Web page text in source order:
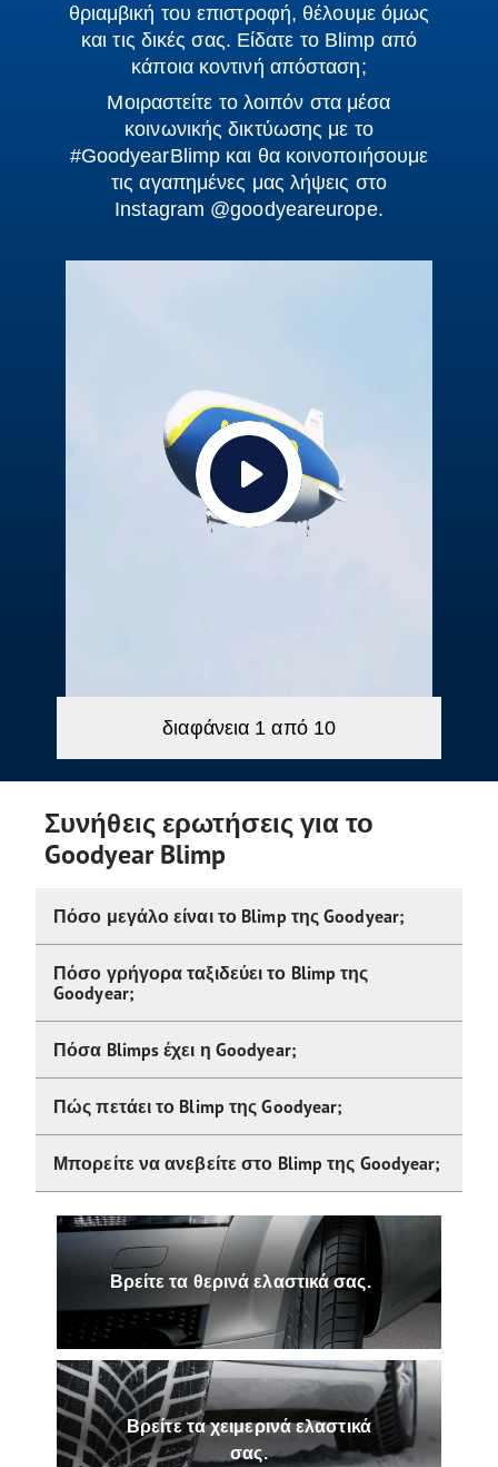
θριαμβική του επιστροφή, θέλουμε όμως
και τις δικές σας. Είδατε το Blimp από
κάποια κοντινή απόσταση;
Μοιραστείτε το λοιπόν στα μέσα
κοινωνικής δικτύωσης με το
#GoodyearBlimp και θα κοινοποιήσουμε
τις αγαπημένες μας λήψεις στο
Instagram @goodyeareurope.
διαφάνεια 1 από 10
Συνήθεις ερωτήσεις για το
Goodyear Blimp
Πόσο μεγάλο είναι το Blimp της Goodyear;
Πόσο γρήγορα ταξιδεύει το Blimp της
Goodyear;
Πόσα Blimps έχει η Goodyear;
Πώς πετάει το Blimp της Goodyear;
Μπορείτε να ανεβείτε στο Blimp της Goodyear;
Βρείτε τα θερινά ελαστικά σας.
Βρείτε τα χειμερινά ελαστικά
σας.